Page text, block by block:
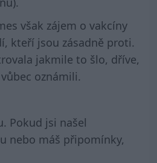
však zájem o vakcíny
kteří jsou zásadně proti.
jakmile to šlo, dříve,
oznámili.
Pokud jsi našel
nebo máš připomínky,